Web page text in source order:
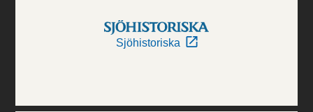
Sjöhistoriska